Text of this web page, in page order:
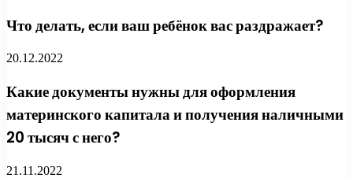
Что делать, если ваш ребёнок вас раздражает?
20.12.2022
Какие документы нужны для оформления
материнского капитала и получения наличными
20 тысяч с него?
21.11.2022